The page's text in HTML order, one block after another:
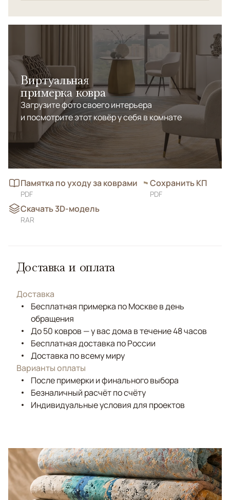
Виртуальная
примерка ковра
Загрузите фото своего интерьера
и посмотрите этот ковёр у себя в комнате
Памятка по уходу за коврами
PDF
Сохранить КП
PDF
Скачать 3D-модель
RAR
Доставка и оплата
Доставка
Бесплатная примерка по Москве в день
обращения
До 50 ковров — у вас дома в течение 48 часов
Бесплатная доставка по России
Доставка по всему миру
Варианты оплаты
После примерки и финального выбора
Безналичный расчёт по счёту
Индивидуальные условия для проектов